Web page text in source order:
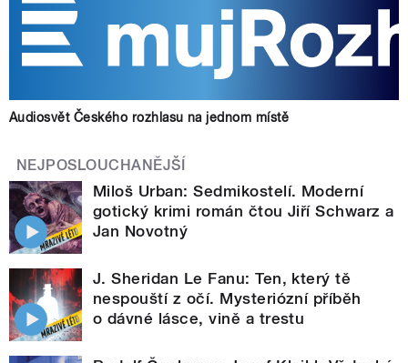
Audiosvět Českého rozhlasu na jednom místě
NEJPOSLOUCHANĚJŠÍ
Miloš Urban: Sedmikostelí. Moderní
gotický krimi román čtou Jiří Schwarz a
Jan Novotný
J. Sheridan Le Fanu: Ten, který tě
nespouští z očí. Mysteriózní příběh
o dávné lásce, vině a trestu